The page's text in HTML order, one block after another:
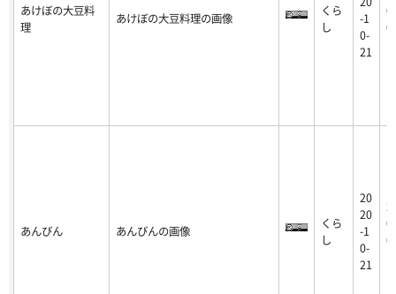
あけぼの大豆料
理
あけぼの大豆料理の画像
くら
し
-1
0-
21
あんびん あんびんの画像
くら
し
20
20
-1
0-
21